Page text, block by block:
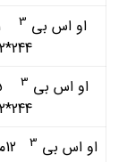
او اس بی 3
او اس بی 3
او اس بی 3
12ميليمتري ایگر 280*60